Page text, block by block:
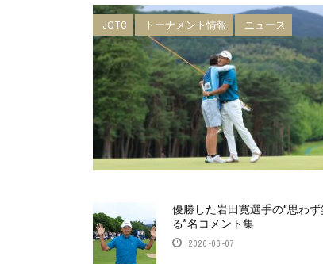
JGTC トーナメント情報 ニュース
優勝した岩田寛選手の“思わ
る”名コメント集
2026-06-07